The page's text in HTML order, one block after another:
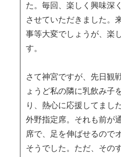
た。毎回、楽しく興味深
させていただきました。
事等大変でしょうが、楽
す。
さて神宮ですが、先日観
ょうど私の隣に乳飲み子
り、熱心に応援してまし
外野指定席。それも前が
席で、足を伸ばせるので
そうでした。ただ、その